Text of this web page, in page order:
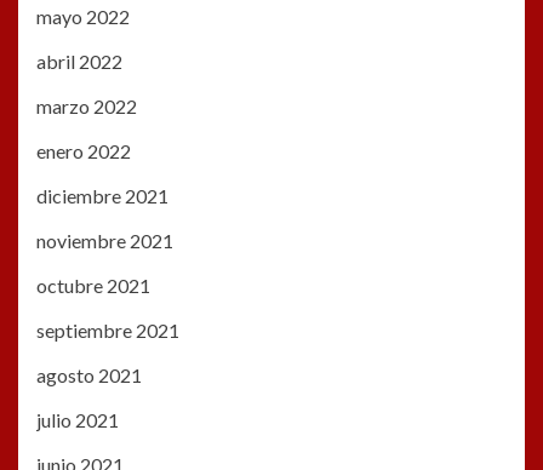
mayo 2022
abril 2022
marzo 2022
enero 2022
diciembre 2021
noviembre 2021
octubre 2021
septiembre 2021
agosto 2021
julio 2021
junio 2021